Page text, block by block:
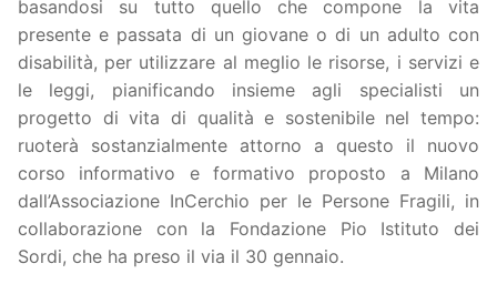
basandosi su tutto quello che compone la vita
presente e passata di un giovane o di un adulto con
disabilità, per utilizzare al meglio le risorse, i servizi e
le leggi, pianificando insieme agli specialisti un
progetto di vita di qualità e sostenibile nel tempo:
ruoterà sostanzialmente attorno a questo il nuovo
corso informativo e formativo proposto a Milano
dall’Associazione InCerchio per le Persone Fragili, in
collaborazione con la Fondazione Pio Istituto dei
Sordi, che ha preso il via il 30 gennaio.